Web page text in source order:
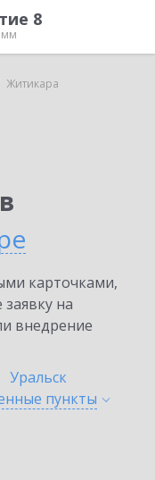
8
Житикара
карточками,
на
внедрение
Уральск
пункты